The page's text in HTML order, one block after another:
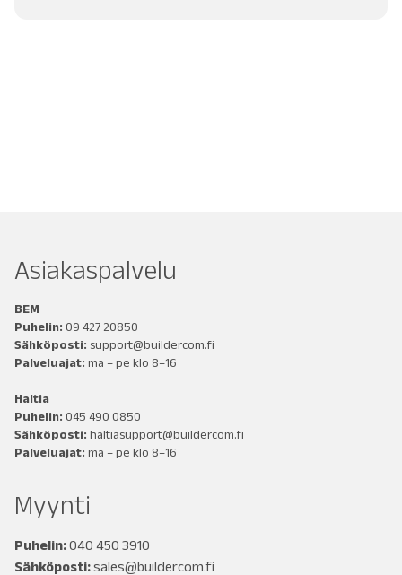
Asiakaspalvelu
BEM
Puhelin: 09 427 20850
Sähköposti: support@buildercom.fi
Palveluajat: ma – pe klo 8–16
Haltia
Puhelin: 045 490 0850
Sähköposti: haltiasupport@buildercom.fi
Palveluajat: ma – pe klo 8–16
Myynti
Puhelin:040 450 3910
Sähköposti:sales@buildercom.fi